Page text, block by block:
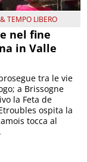
TEMPO LIBERO
nel fine
in Valle
tra le vie
a Brissogne
la Feta de
ospita la
tocca al